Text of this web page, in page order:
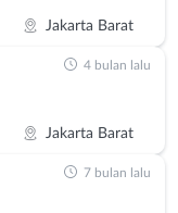
Jakarta Barat
Jakarta Barat
4 bulan lalu
7 bulan lalu